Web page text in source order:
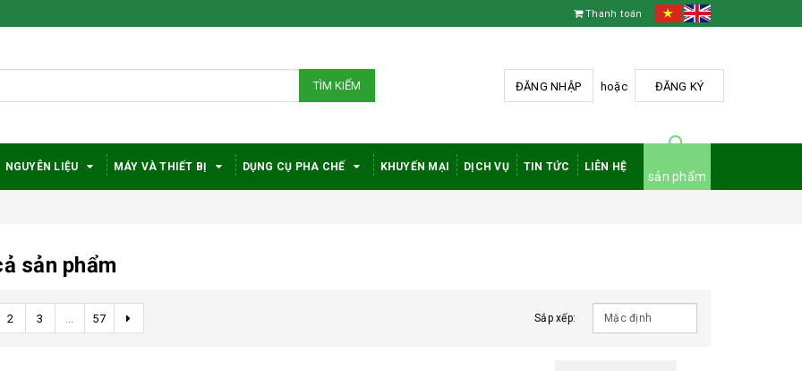
Thanh toán
TÌM KIẾM ĐĂNG NHẬP hoặc ĐĂNG KÝ
NGUYÊN LIỆU MÁY VÀ THIẾT BỊ DỤNG CỤ PHA CHẾ KHUYẾN MẠI DỊCH VỤ TIN TỨC LIÊN HỆ
sản phẩm
sản phẩm
2 3 ... 57 Sắp xếp: